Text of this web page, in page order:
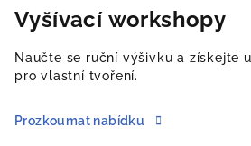
Vyšívací workshopy
Naučte se ruční výšivku a získejte
pro vlastní tvoření.
Prozkoumat nabídku